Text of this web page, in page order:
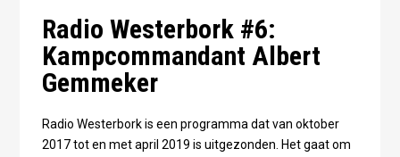
Radio Westerbork #6:
Kampcommandant Albert
Gemmeker
Radio Westerbork is een programma dat van oktober
2017 tot en met april 2019 is uitgezonden. Het gaat om